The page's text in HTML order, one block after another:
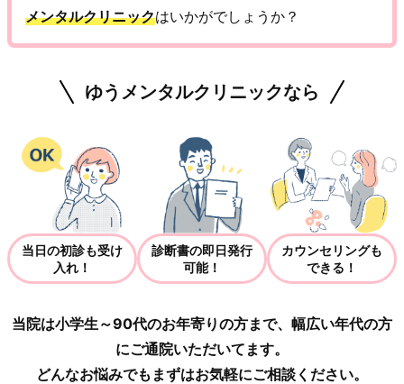
メンタルクリニックはいかがでしょうか？
ゆうメンタルクリニックなら
当日の初診も受け
入れ！
診断書の即日発行
可能！
カウンセリングも
できる！
当院は小学生～90代のお年寄りの方まで、幅広い年代の方
にご通院いただいてます。
どんなお悩みでもまずはお気軽にご相談ください。